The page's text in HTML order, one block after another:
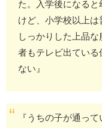
た。入学後になる
けど、小学校以上
しっかりした上品
者もテレビ出ている
ない』
『うちの子が通っ